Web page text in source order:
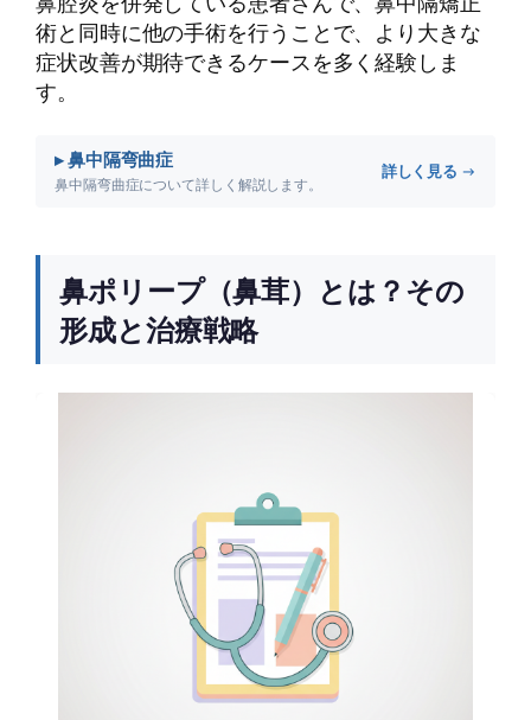
術と同時に他の手術を行うことで、より大きな
症状改善が期待できるケースを多く経験しま
す。
▸ 鼻中隔弯曲症
鼻中隔弯曲症について詳しく解説します。
詳しく見る →
鼻ポリープ（鼻茸）とは？その
形成と治療戦略